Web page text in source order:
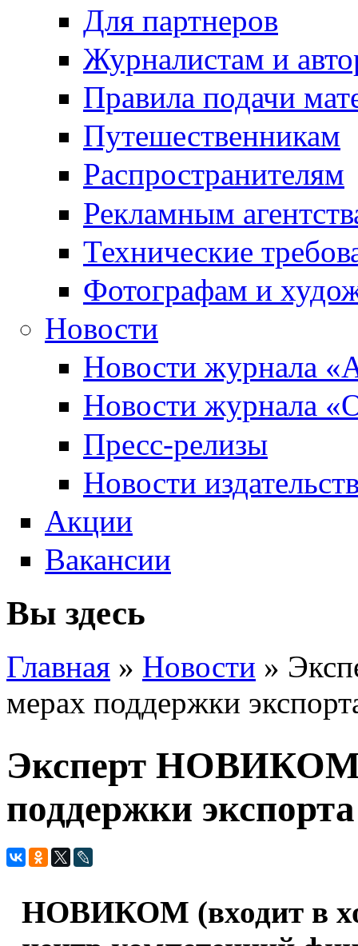
Для партнеров
Журналистам и
Правила подачи
Путешественникам
Распространителям
Рекламным
Технические
Фотографам и
Новости
Новости журнала
Новости журнала
Пресс-релизы
Новости
Акции
Вакансии
Вы здесь
Главная » Новости »
мерах поддержки
Эксперт
поддержки экспорта
НОВИКОМ (входит в